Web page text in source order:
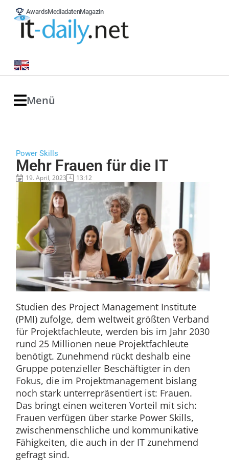
AwardsMediadatenMagazin
Menü
Power Skills
Mehr Frauen für die IT
19. April, 2023 13:12
Studien des Project Management Institute
(PMI) zufolge, dem weltweit größten Verband
für Projektfachleute, werden bis im Jahr 2030
rund 25 Millionen neue Projektfachleute
benötigt. Zunehmend rückt deshalb eine
Gruppe potenzieller Beschäftigter in den
Fokus, die im Projektmanagement bislang
noch stark unterrepräsentiert ist: Frauen.
Das bringt einen weiteren Vorteil mit sich:
Frauen verfügen über starke Power Skills,
zwischenmenschliche und kommunikative
Fähigkeiten, die auch in der IT zunehmend
gefragt sind.